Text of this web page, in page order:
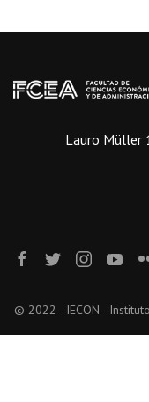
Lauro Müller
© 2022 - IECON -